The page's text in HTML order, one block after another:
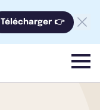
Télécharger 👉
menu